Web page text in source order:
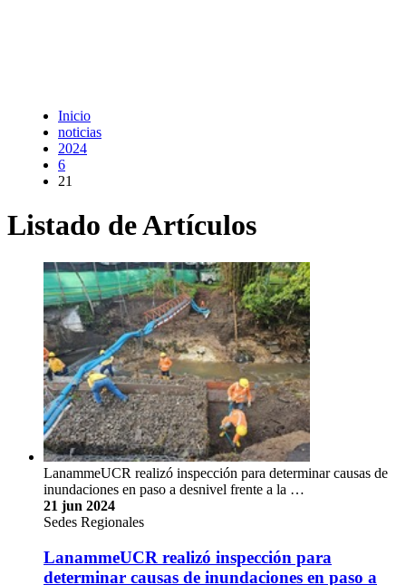
Inicio
noticias
2024
6
21
Listado de Artículos
LanammeUCR realizó inspección para determinar causas de
inundaciones en paso a desnivel frente a la …
21 jun 2024
Sedes Regionales
LanammeUCR realizó inspección para
determinar causas de inundaciones en paso a